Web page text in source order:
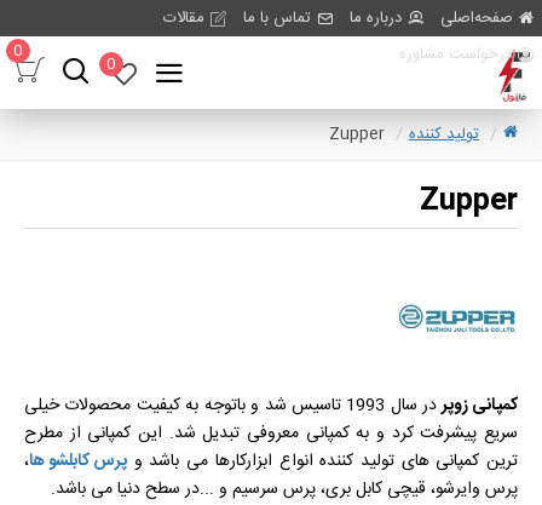
صفحه‌اصلی درباره ما تماس با ما
مقالات
درخواست مشاوره
0
0
تولید کننده Zupper
Zupper
کمپانی زوپر
در سال 1993 تاسیس شد و باتوجه به کیفیت محصولات خیلی
سریع پیشرفت کرد و به کمپانی معروفی تبدیل شد. این کمپانی از مطرح
ترین کمپانی های تولید کننده انواع ابزارکارها می باشد و پرس کابلشو ها،
پرس وایرشو، قیچی کابل بری، پرس سرسیم و ...در سطح دنیا می باشد.